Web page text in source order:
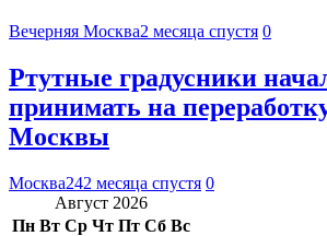
Вечерняя Москва2 месяца спустя 0
Ртутные градусники
принимать на
Москвы
Москва242 месяца спустя 0
Август 2026
Пн Вт Ср Чт Пт Сб Вс